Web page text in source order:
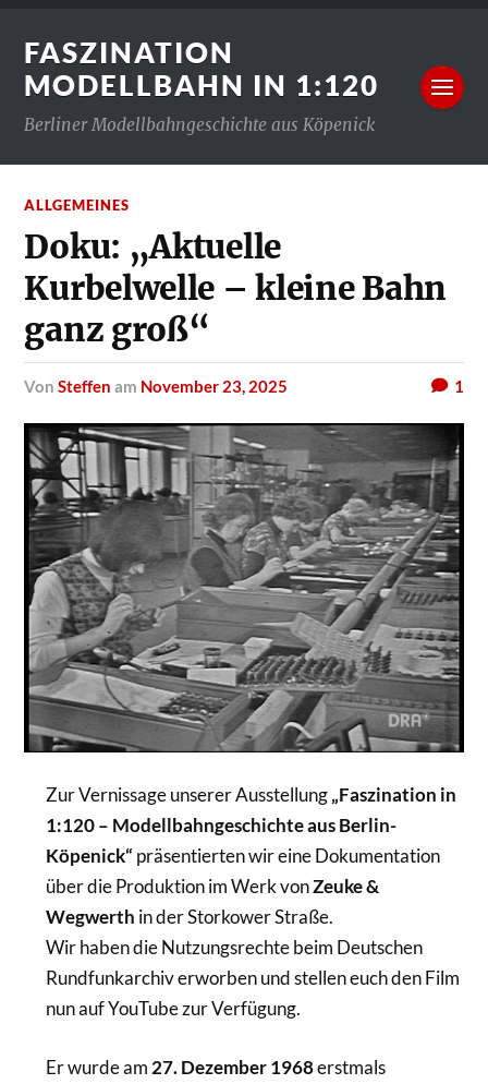
FASZINATION
MODELLBAHN IN 1:120
Berliner Modellbahngeschichte aus Köpenick
ALLGEMEINES
Doku: „Aktuelle
Kurbelwelle – kleine Bahn
ganz groß“
vonSteffen am November 23, 2025 1
Zur Vernissage unserer Ausstellung„Faszination in
1:120 – Modellbahngeschichte aus Berlin-
Köpenick“ präsentierten wir eine Dokumentation
über die Produktion im Werk vonZeuke &
Wegwerth in der Storkower Straße.
Wir haben die Nutzungsrechte beim Deutschen
Rundfunkarchiv erworben und stellen euch den Film
nun auf YouTube zur Verfügung.
Er wurde am 27. Dezember 1968erstmals